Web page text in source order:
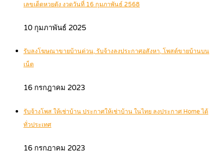
เลขเด็ดหวยดัง งวดวันที่ 16 กุมภาพันธ์ 2568
10 กุมภาพันธ์ 2025
รับลงโฆษณาขายบ้านด่วน, รับจ้างลงประกาศอสังหา, โพสต์ขายบ้านบน
เน็ต
16 กรกฎาคม 2023
รับจ้างโพส ให้เช่าบ้าน ประกาศให้เช่าบ้าน ในไทย ลงประกาศ Home ได้
ทั่วประเทศ
16 กรกฎาคม 2023